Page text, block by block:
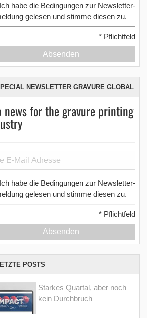
Ich habe die Bedingungen zur Newsletter-
gelesen und stimme diesen zu.
* Pflichtfeld
Absenden
NEWSLETTER GRAVURE GLOBAL
news for the gravure printing
Ich habe die Bedingungen zur Newsletter-
gelesen und stimme diesen zu.
* Pflichtfeld
Absenden
POSTS
Starkes Quartal, aber noch
kein Durchbruch